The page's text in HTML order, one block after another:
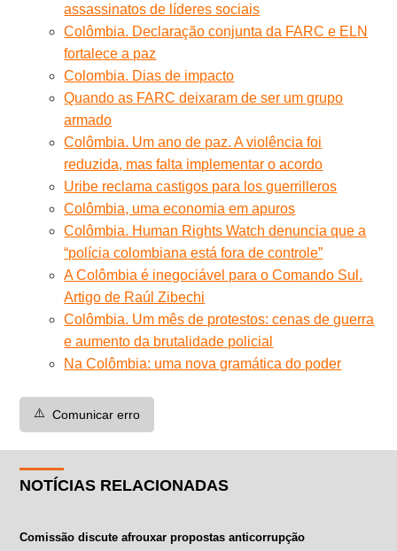
assassinatos de líderes sociais
Colômbia. Declaração conjunta da FARC e ELN
fortalece a paz
Colombia. Dias de impacto
Quando as FARC deixaram de ser um grupo
armado
Colômbia. Um ano de paz. A violência foi
reduzida, mas falta implementar o acordo
Uribe reclama castigos para los guerrilleros
Colômbia, uma economia em apuros
Colômbia. Human Rights Watch denuncia que a
“polícia colombiana está fora de controle”
A Colômbia é inegociável para o Comando Sul.
Artigo de Raúl Zibechi
Colômbia. Um mês de protestos: cenas de guerra
e aumento da brutalidade policial
Na Colômbia: uma nova gramática do poder
⚠️ Comunicar erro
NOTÍCIAS RELACIONADAS
Comissão discute afrouxar propostas anticorrupção